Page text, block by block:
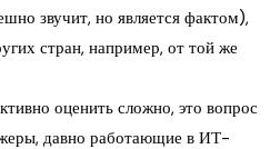
звучит, но является фактом),
стран, например, от той же
оценить сложно, это вопрос
давно работающие в ИТ-